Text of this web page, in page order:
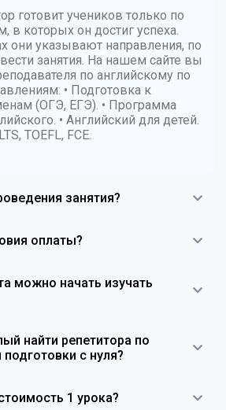
готовит учеников только по
в которых он достиг успеха.
они указывают направления, по
занятия. На нашем сайте вы
по английскому по
• Подготовка к
(ОГЭ, ЕГЭ). • Программа
• Английский для детей.
TOEFL, FCE.
занятия?
оплаты?
можно начать изучать
найти репетитора по
с нуля?
1 урока?